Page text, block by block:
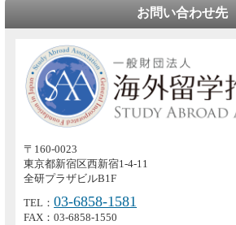
お問い合わせ先
〒160-0023
東京都新宿区西新宿1-4-11
全研プラザビルB1F
TEL：03-6858-1581
FAX：03-6858-1550